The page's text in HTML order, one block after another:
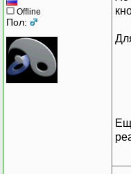
Offline
Пол: